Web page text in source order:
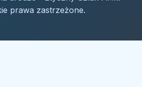
prawa zastrzeżone.